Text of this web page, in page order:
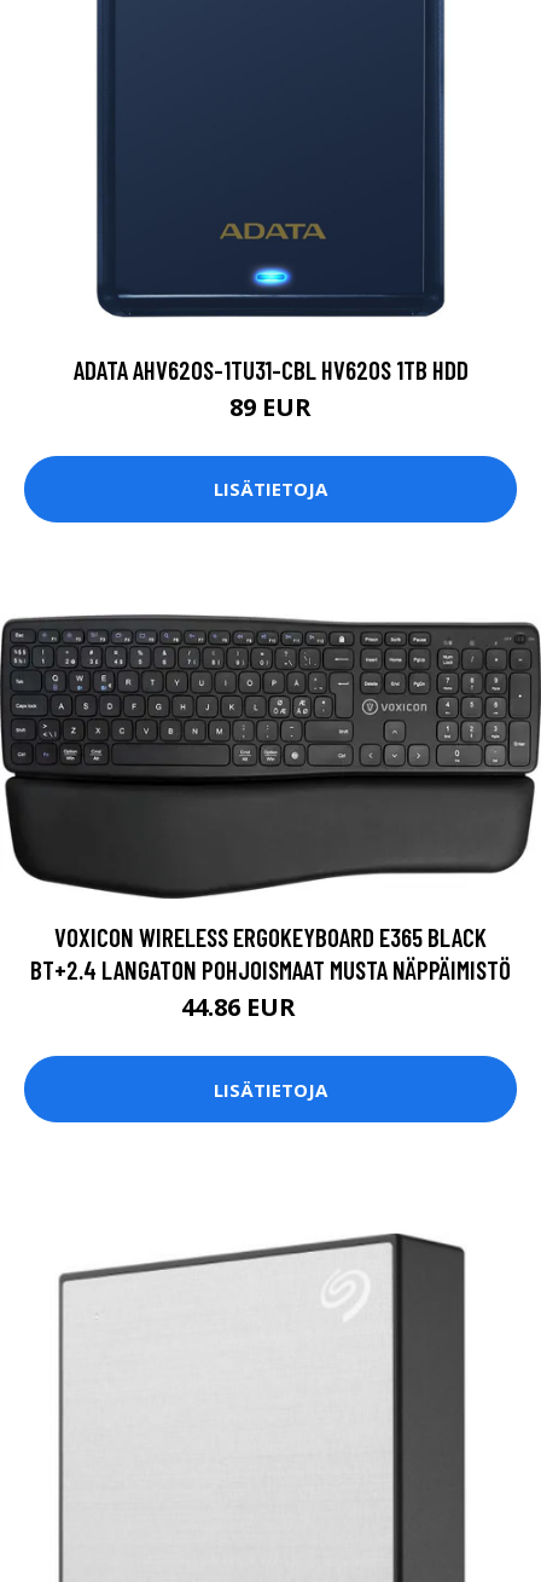
ADATA AHV620S-1TU31-CBL HV620S 1TB HDD
89 EUR
LISÄTIETOJA
VOXICON WIRELESS ERGOKEYBOARD E365 BLACK
BT+2.4 LANGATON POHJOISMAAT MUSTA NÄPPÄIMISTÖ
44.86 EUR
LISÄTIETOJA